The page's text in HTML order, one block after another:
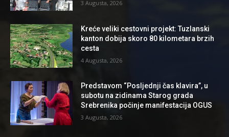
3 Augusta, 2026
Kreće veliki cestovni projekt: Tuzlanski
kanton dobija skoro 80 kilometara brzih
cesta
4 Augusta, 2026
Predstavom “Posljednji čas klavira”, u
subotu na zidinama Starog grada
Srebrenika počinje manifestacija OGUS
3 Augusta, 2026